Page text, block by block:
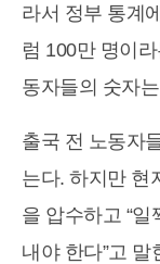
라서 정부 통계
럼 100만 명이
동자들의 숫자
출국 전 노동자
는다. 하지만 현
을 압수하고 “
내야 한다”고